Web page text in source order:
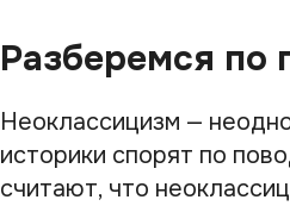
Разберемся по
Неоклассицизм —
историки спорят по
считают, что